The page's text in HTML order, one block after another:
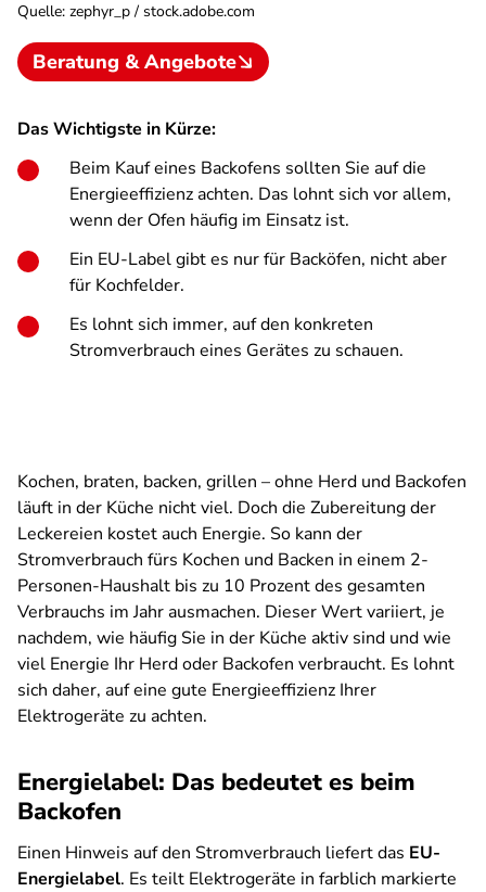
Quelle: zephyr_p / stock.adobe.com
Beratung & Angebote
Das Wichtigste in Kürze:
Beim Kauf eines Backofens sollten Sie auf die
Energieeffizienz achten. Das lohnt sich vor allem,
wenn der Ofen häufig im Einsatz ist.
Ein EU-Label gibt es nur für Backöfen, nicht aber
für Kochfelder.
Es lohnt sich immer, auf den konkreten
Stromverbrauch eines Gerätes zu schauen.
Kochen, braten, backen, grillen – ohne Herd und Backofen
läuft in der Küche nicht viel. Doch die Zubereitung der
Leckereien kostet auch Energie. So kann der
Stromverbrauch fürs Kochen und Backen in einem 2-
Personen-Haushalt bis zu 10 Prozent des gesamten
Verbrauchs im Jahr ausmachen. Dieser Wert variiert, je
nachdem, wie häufig Sie in der Küche aktiv sind und wie
viel Energie Ihr Herd oder Backofen verbraucht. Es lohnt
sich daher, auf eine gute Energieeffizienz Ihrer
Elektrogeräte zu achten.
Energielabel: Das bedeutet es beim
Backofen
Einen Hinweis auf den Stromverbrauch liefert das EU-
Energielabel. Es teilt Elektrogeräte in farblich markierte